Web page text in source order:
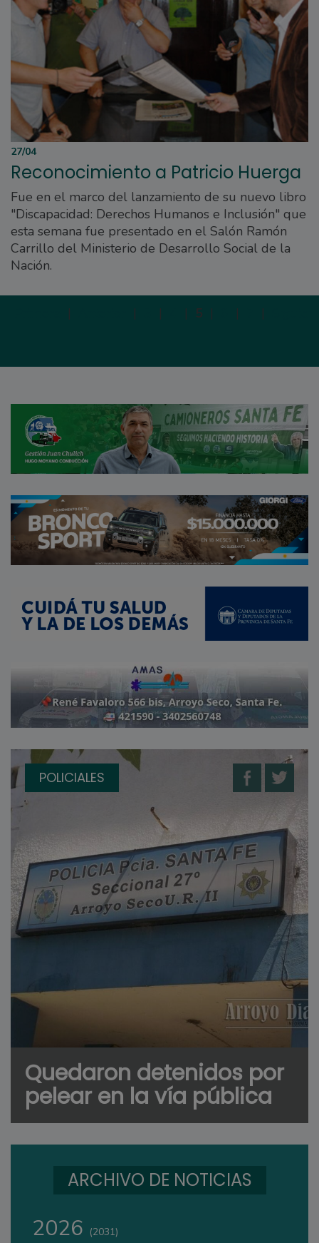
27/04
Reconocimiento a Patricio Huerga
Fue en el marco del lanzamiento de su nuevo libro
"Discapacidad: Derechos Humanos e Inclusión" que
esta semana fue presentado en el Salón Ramón
Carrillo del Ministerio de Desarrollo Social de la
Nación.
| | | | 5 | | |
POLICIALES
Quedaron detenidos por
pelear en la vía pública
ARCHIVO DE NOTICIAS
2026 (2031)